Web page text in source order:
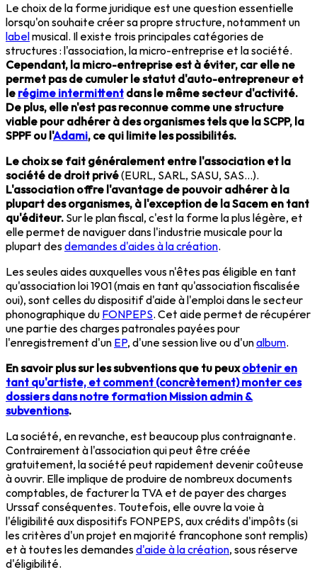
Le choix de la forme juridique est une question essentielle
lorsqu'on souhaite créer sa propre structure, notamment un
labelmusical. Il existe trois principales catégories de
structures : l'association, la micro-entreprise et la société.
Cependant, la micro-entreprise est à éviter, car elle ne
permet pas de cumuler le statut d'auto-entrepreneur et
le régime intermittent dans le même secteur d'activité.
De plus, elle n'est pas reconnue comme une structure
viable pour adhérer à des organismes tels que la SCPP, la
SPPF ou l'Adami, ce qui limite les possibilités.
Le choix se fait généralement entre l'association et la
société de droit privé(EURL, SARL, SASU, SAS...).
L'association offre l'avantage de pouvoir adhérer à la
plupart des organismes, à l'exception de la Sacem en tant
qu'éditeur. Sur le plan fiscal, c'est la forme la plus légère, et
elle permet de naviguer dans l'industrie musicale pour la
plupart desdemandes d'aides à la création.
Les seules aides auxquelles vous n'êtes pas éligible en tant
qu'association loi 1901 (mais en tant qu'association fiscalisée
oui), sont celles du dispositif d'aide à l'emploi dans le secteur
phonographique du FONPEPS. Cet aide permet de récupérer
une partie des charges patronales payées pour
l'enregistrement d'un EP, d'une session live ou d'unalbum.
En savoir plus sur les subventions que tu peuxobtenir en
tant qu'artiste, et comment (concrètement) monter ces
dossiers dans notre formation Mission admin &
subventions.
La société, en revanche, est beaucoup plus contraignante.
Contrairement à l'association qui peut être créée
gratuitement, la société peut rapidement devenir coûteuse
à ouvrir. Elle implique de produire de nombreux documents
comptables, de facturer la TVA et de payer des charges
Urssaf conséquentes. Toutefois, elle ouvre la voie à
l'éligibilité aux dispositifs FONPEPS, aux crédits d'impôts (si
les critères d'un projet en majorité francophone sont remplis)
et à toutes les demandesd'aide à la création, sous réserve
d'éligibilité.